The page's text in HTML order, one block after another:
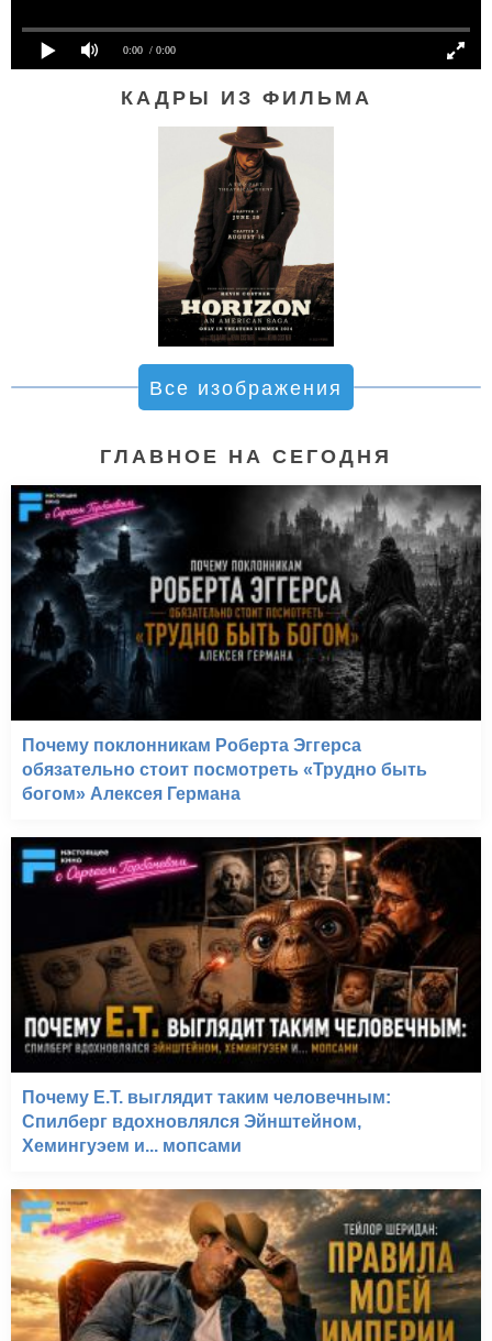
0:00 / 0:00
КАДРЫ ИЗ ФИЛЬМА
Все изображения
ГЛАВНОЕ НА СЕГОДНЯ
Почему поклонникам Роберта Эггерса
обязательно стоит посмотреть «Трудно быть
богом» Алексея Германа
Почему E.T. выглядит таким человечным:
Спилберг вдохновлялся Эйнштейном,
Хемингуэем и... мопсами